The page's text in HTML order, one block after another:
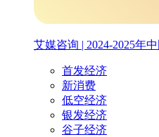
艾媒咨询 | 2024-2025年
首发经济
新消费
低空经济
银发经济
谷子经济